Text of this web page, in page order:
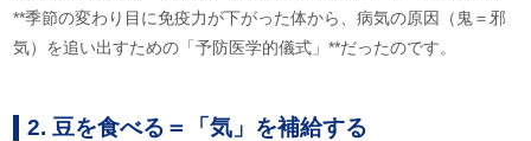
**季節の変わり目に免疫力が下がった体から、病気の原因（鬼＝邪
気）を追い出すための「予防医学的儀式」**だったのです。
2. 豆を食べる＝「気」を補給する